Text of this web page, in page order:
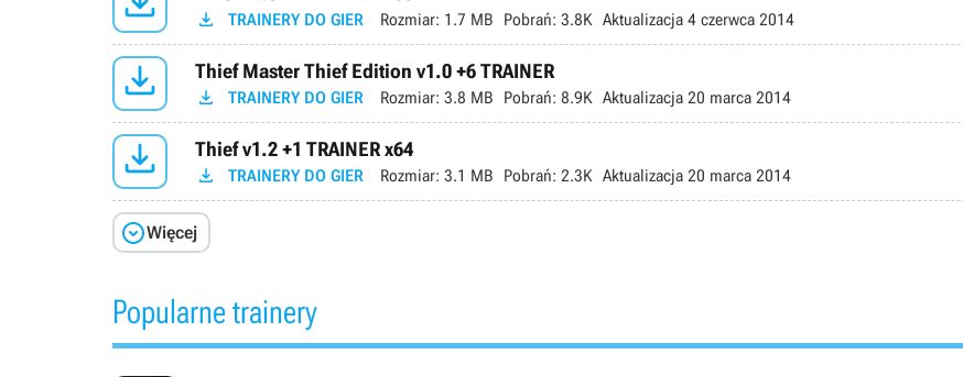
 TRAINERY DO GIER Rozmiar: 1.7 MB Pobrań: 3.8K Aktualizacja 4 czerwca 2014
 Thief Master Thief Edition v1.0 +6 TRAINER
 TRAINERY DO GIER Rozmiar: 3.8 MB Pobrań: 8.9K Aktualizacja 20 marca 2014
 Thief v1.2 +1 TRAINER x64
 TRAINERY DO GIER Rozmiar: 3.1 MB Pobrań: 2.3K Aktualizacja 20 marca 2014
Więcej
Popularne trainery